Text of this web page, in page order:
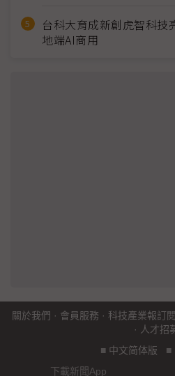
台科大育成新創虎智科技
地端AI商用
關於我們 · 會員服務 · 科技產業報訂閱
· 人才招
■ 中文简体版 ■
下載新聞App